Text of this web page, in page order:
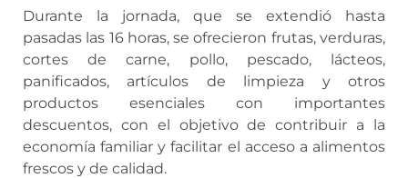
Durante la jornada, que se extendió hasta
pasadas las 16 horas, se ofrecieron frutas, verduras,
cortes de carne, pollo, pescado, lácteos,
panificados, artículos de limpieza y otros
productos esenciales con importantes
descuentos, con el objetivo de contribuir a la
economía familiar y facilitar el acceso a alimentos
frescos y de calidad.